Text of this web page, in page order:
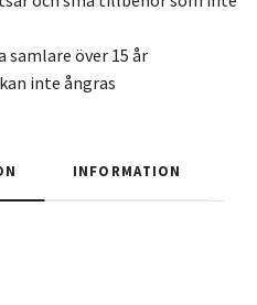
samlare över 15 år
inte ångras
INFORMATION